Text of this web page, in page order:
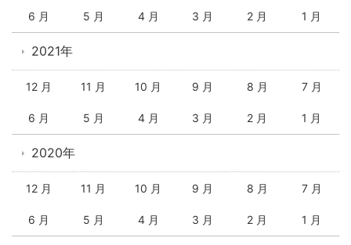
6 月 5 月 4 月 3 月 2 月 1 月
2021年
12 月 11 月 10 月 9 月 8 月 7 月
6 月 5 月 4 月 3 月 2 月 1 月
2020年
12 月 11 月 10 月 9 月 8 月 7 月
6 月 5 月 4 月 3 月 2 月 1 月